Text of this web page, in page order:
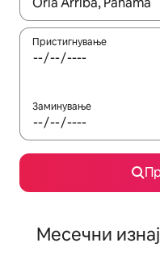
Пристигнување
Заминување
Месечни